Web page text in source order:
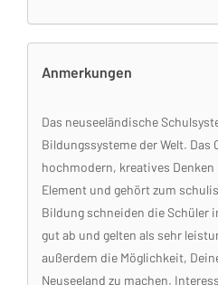
Anmerkungen
Das neuseeländische
Bildungssysteme der Welt.
hochmodern, kreatives
Element und gehört zum
Bildung schneiden die Schüler
gut ab und gelten als sehr
außerdem die Möglichkeit,
Neuseeland zu machen.